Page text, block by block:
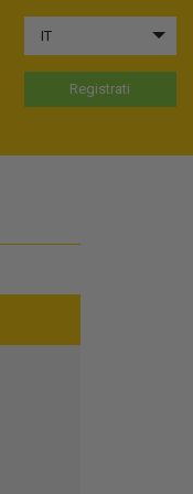
IT
Registrati